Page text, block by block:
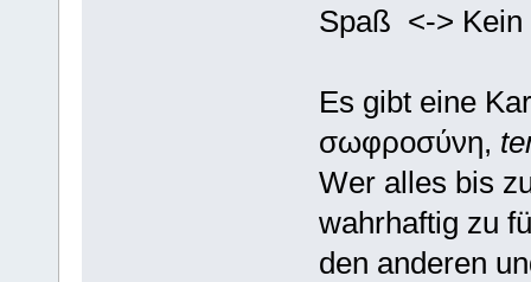
Spaß <-> Kein
Es gibt eine
σωφροσύνη,
Wer alles bis
wahrhaftig zu
den anderen